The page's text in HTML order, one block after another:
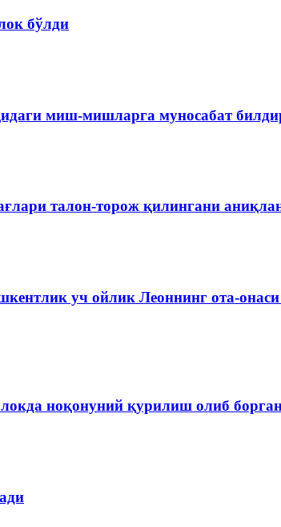
бўлди
миш-мишларга муносабат
талон-торож қилингани
уч ойлик Леоннинг ота-
ноқонуний қурилиш олиб